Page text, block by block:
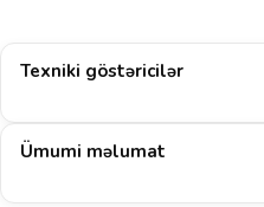
Texniki göstəricilər
Ümumi məlumat